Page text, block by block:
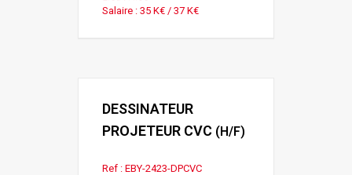
Salaire : 35 K€ / 37 K€
DESSINATEUR
PROJETEUR CVC (H/F)
Ref : EBY-2423-DPCVC